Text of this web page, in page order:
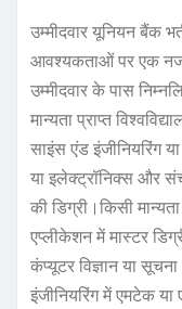
उम्मीदवार यूनियन बैंक
आवश्यकताओं पर एक
उम्मीदवार के पास
मान्यता प्राप्त
साइंस एंड इंजीनियरिंग
या इलेक्ट्रॉनिक्स और
की डिग्री।किसी
एप्लीकेशन में मास्टर
कंप्यूटर विज्ञान या
इंजीनियरिंग में एमटेक